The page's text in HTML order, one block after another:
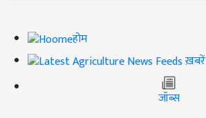
होम
ख़बरें
जॉब्स